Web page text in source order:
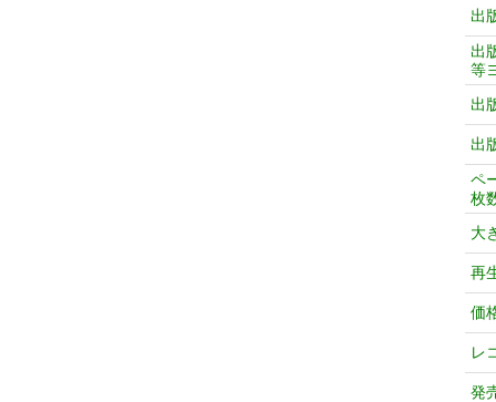
出
出
等
出
出
ペ
枚
大
再
価
レ
発